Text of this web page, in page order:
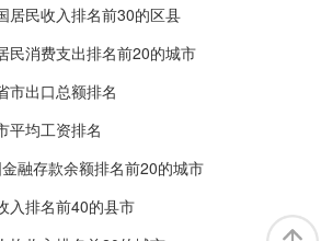
居民收入排名前30的区县
民消费支出排名前20的城市
市出口总额排名
平均工资排名
融存款余额排名前20的城市
入排名前40的县市